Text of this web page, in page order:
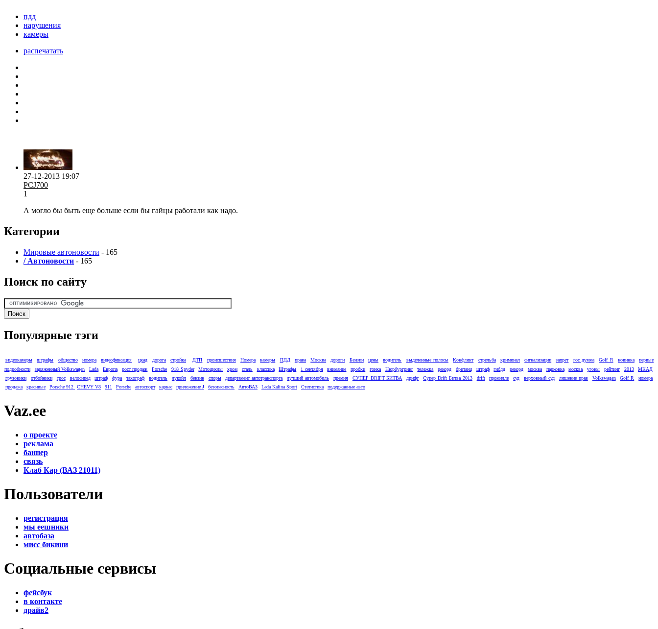
пдд
нарушения
камеры
распечатать
27-12-2013 19:07
PCJ700
1
А могло бы быть еще больше если бы гайцы работали как надо.
Категории
Мировые автоновости - 165
/ Автоновости - 165
Поиск по сайту
Популярные тэги
видеокамеры штрафы общество номера видеофиксация цкад дорога стройка ДТП происшествия Номера камеры ПДД права Москва дороги Бензин цены водитель выделенные полосы Конфликт стрельба криминал сигнализации запрет гос думма Golf R новинка
первые
подробности
заряженный Volkswagen Lada Европа рост продаж Porsche 918 Spyder Мотоциклы хром сталь классика Штрафы 1 сентября внимание пробки гонка Нюрбургринг тележка рекорд британц штраф гибдд рекорд москва парковка москва угоны рейтинг 2013
МКАД
грузовики
отбойники трос велосипед штраф фура тахограф водитель лукойл бензин споры департамент автотранспорта лучший автомобиль премия СУПЕР DRIFT БИТВА дрифт Супер Drift Битва 2013 drift промилле суд верховный суд лишение прав Volkswagen Golf R
номера
продажа
красивые Porsche 912 CHEVY V8 911 Porsche автоспорт каркас приложение J безопасность АвтоВАЗ Lada Kalina Sport Статистика подержанные авто
Vaz.ee
о проекте
реклама
баннер
связь
Клаб Кар (ВАЗ 21011)
Пользователи
регистрация
мы еешники
автобаза
мисс бикини
Социальные сервисы
фейсбук
в контакте
драйв2